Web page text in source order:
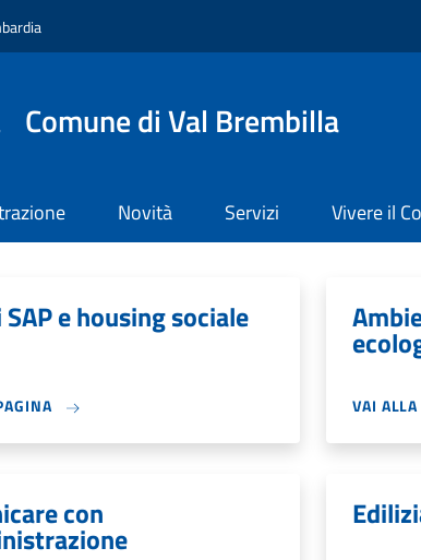
Comune di Val Brembilla
Novità Servizi Vivere il
e housing sociale
VAI
con